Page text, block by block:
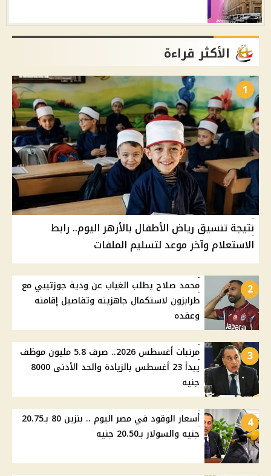
الأكثر قراءة
1
نتيجة تنسيق رياض الأطفال بالأزهر اليوم.. رابط
الاستعلام وآخر موعد لتسليم الملفات
2
محمد صلاح يطلب الغياب عن ودية جوزتيبي مع
طرابزون لاستكمال جاهزيته وتفاصيل إقامته
وعقده
3
مرتبات أغسطس 2026.. صرف 5.8 مليون موظف
يبدأ 23 أغسطس بالزيادة والحد الأدنى 8000
جنيه
4
أسعار الوقود في مصر اليوم .. بنزين 80 بـ20.75
جنيه والسولار بـ20.50 جنيه